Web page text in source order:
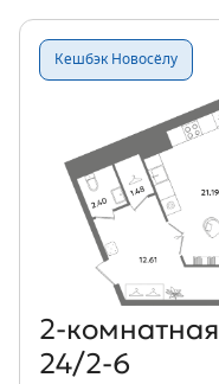
Кешбэк Новосёлу
2‑комнатная
24/2-6